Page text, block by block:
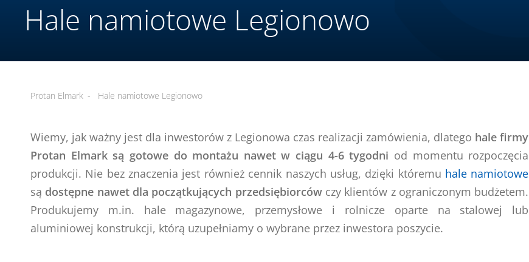
Hale namiotowe Legionowo
Protan Elmark - Hale namiotowe Legionowo
Wiemy, jak ważny jest dla inwestorów z Legionowa czas realizacji zamówienia, dlatego hale firmy
Protan Elmark są gotowe do montażu nawet w ciągu 4-6 tygodni od momentu rozpoczęcia
produkcji. Nie bez znaczenia jest również cennik naszych usług, dzięki któremu hale namiotowe
są dostępne nawet dla początkujących przedsiębiorcówczy klientów z ograniczonym budżetem.
Produkujemy m.in. hale magazynowe, przemysłowe i rolnicze oparte na stalowej lub
aluminiowej konstrukcji, którą uzupełniamy o wybrane przez inwestora poszycie.